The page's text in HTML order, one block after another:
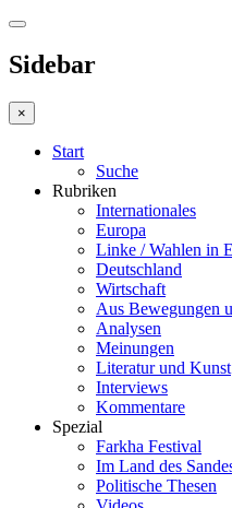
Sidebar
×
Start
Suche
Rubriken
Internationales
Europa
Linke / Wahlen in
Deutschland
Wirtschaft
Aus Bewegungen
Analysen
Meinungen
Literatur und Kunst
Interviews
Kommentare
Spezial
Farkha Festival
Im Land des
Politische Thesen